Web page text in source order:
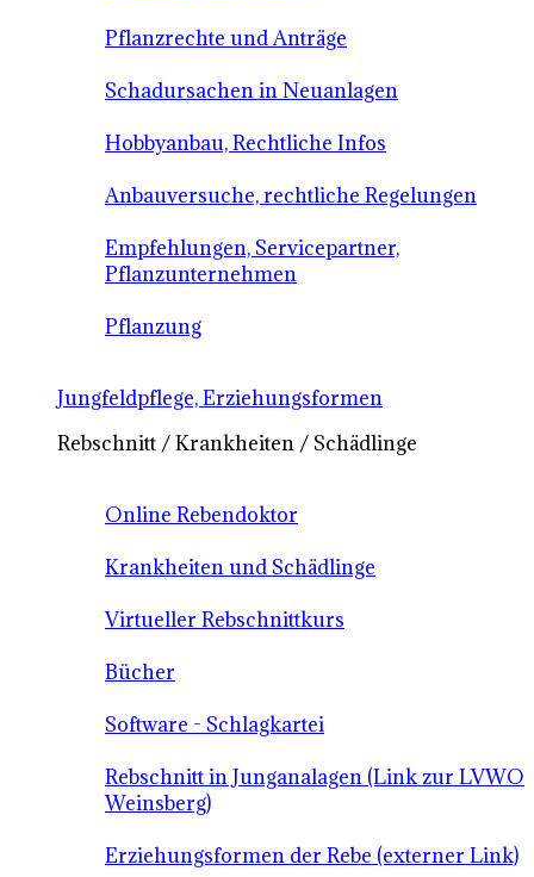
Pflanzrechte und Anträge
Schadursachen in Neuanlagen
Hobbyanbau, Rechtliche Infos
Anbauversuche, rechtliche Regelungen
Empfehlungen, Servicepartner,
Pflanzunternehmen
Pflanzung
Jungfeldpflege, Erziehungsformen
Rebschnitt / Krankheiten / Schädlinge
Online Rebendoktor
Krankheiten und Schädlinge
Virtueller Rebschnittkurs
Bücher
Software - Schlagkartei
Rebschnitt in Junganalagen (Link zur LVWO
Weinsberg)
Erziehungsformen der Rebe (externer Link)